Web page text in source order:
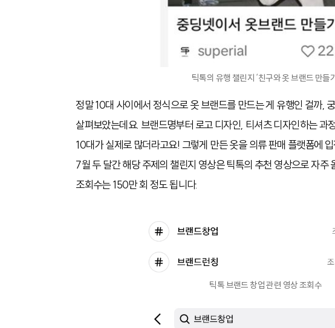
틱톡의 유행 챌린지 ‘친구와 옷 브랜드 만들
정말 10대 사이에서 정식으로 옷 브랜드를 만드는 게 유행인 걸까,
살펴보았는데요. 브랜드명부터 로고 디자인, 티셔츠 디자인하는 과
10대가 실제로 많더라고요! 그렇게 만든 옷을 의류 판매 플랫폼에
7월 두 달간 해당 주제의 챌린지 영상은 틱톡의 추천 영상으로 자주
조회수는 150만 회 정도 됩니다.
틱톡 브랜드 창업 관련 영상 조회수